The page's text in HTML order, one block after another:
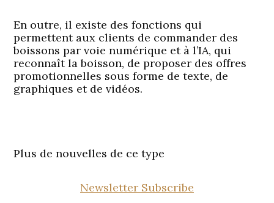
En outre, il existe des fonctions qui
permettent aux clients de commander des
boissons par voie numérique et à l’IA, qui
reconnaît la boisson, de proposer des offres
promotionnelles sous forme de texte, de
graphiques et de vidéos.
Plus de nouvelles de ce type
Newsletter Subscribe